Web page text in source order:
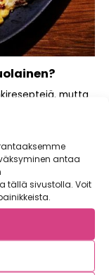
antaa
tällä sivustolla. Voit
mutta
tykästyneet